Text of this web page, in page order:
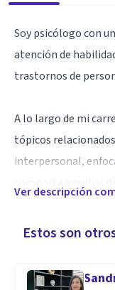
Soy psicólogo con
atención de
trastornos de
A lo largo de mi
tópicos
interpersonal,
espacio seguro y
explorar sus
para mejorar su
Ver descripción
Estos son